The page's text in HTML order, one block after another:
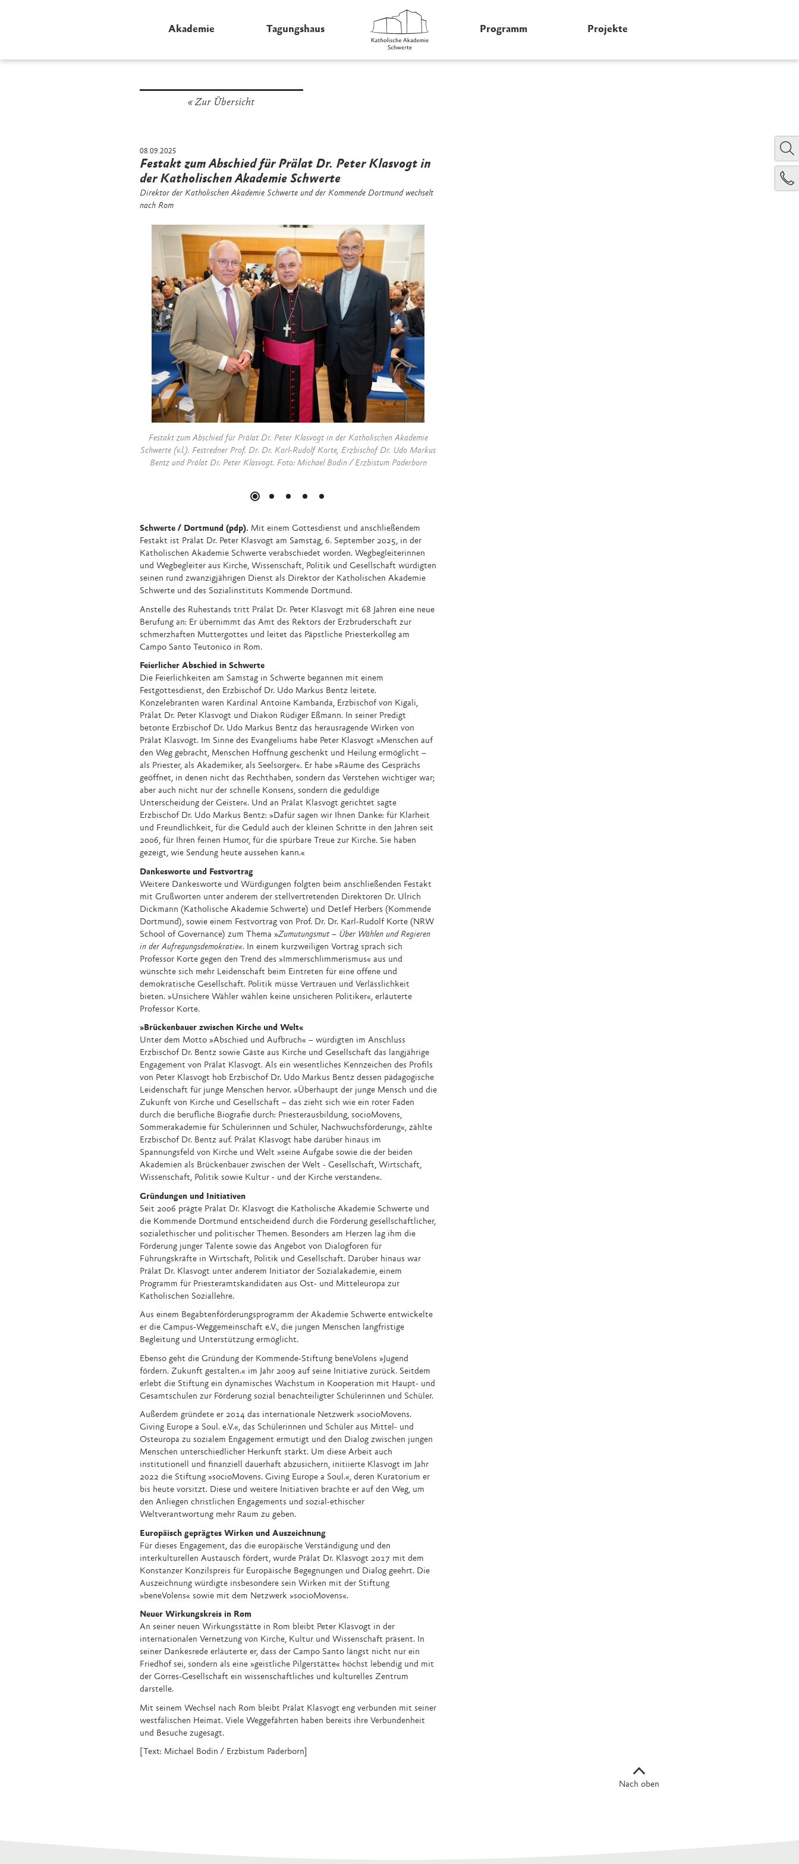
Akademie Tagungshaus Projekte
Programm
Zur Übersicht
08.09.2025
Festakt zum Abschied für Prälat Dr. Peter Klasvogt in
der Katholischen Akademie Schwerte
Direktor der Katholischen Akademie Schwerte und der Kommende Dortmund wechselt
nach Rom
Prälat Dr. Peter Klasvogt in der Katholischen Akademie
Dr. Dr. Karl-Rudolf Korte, Erzbischof Dr. Udo Markus
Klasvogt. Foto: Michael Bodin / Erzbistum Paderborn
Wegbegleiterinnen und Wegbegleiter aus Kirche, Wissenschaft, Politik und Gesellschaft
nahmen sehr zahlreich an der Verabschiedung von Prälat Dr. Peter Klasvogt in der
Katholischen Akademie Schwerte teil. Foto: Michael Bodin / Erzbistum Paderborn
Schwerte / Dortmund (pdp). Mit einem Gottesdienst und anschließendem
Festakt ist Prälat Dr. Peter Klasvogt am Samstag, 6. September 2025, in der
Katholischen Akademie Schwerte verabschiedet worden. Wegbegleiterinnen
und Wegbegleiter aus Kirche, Wissenschaft, Politik und Gesellschaft würdigten
seinen rund zwanzigjährigen Dienst als Direktor der Katholischen Akademie
Schwerte und des Sozialinstituts Kommende Dortmund.
Anstelle des Ruhestands tritt Prälat Dr. Peter Klasvogt mit 68 Jahren eine neue
Berufung an: Er übernimmt das Amt des Rektors der Erzbruderschaft zur
schmerzhaften Muttergottes und leitet das Päpstliche Priesterkolleg am
Campo Santo Teutonico in Rom.
Feierlicher Abschied in Schwerte
Die Feierlichkeiten am Samstag in Schwerte begannen mit einem
Festgottesdienst, den Erzbischof Dr. Udo Markus Bentz leitete.
Konzelebranten waren Kardinal Antoine Kambanda, Erzbischof von Kigali,
Prälat Dr. Peter Klasvogt und Diakon Rüdiger Eßmann. In seiner Predigt
betonte Erzbischof Dr. Udo Markus Bentz das herausragende Wirken von
Prälat Klasvogt. Im Sinne des Evangeliums habe Peter Klasvogt »Menschen auf
den Weg gebracht, Menschen Hoffnung geschenkt und Heilung ermöglicht –
als Priester, als Akademiker, als Seelsorger«. Er habe »Räume des Gesprächs
geöffnet, in denen nicht das Rechthaben, sondern das Verstehen wichtiger war;
aber auch nicht nur der schnelle Konsens, sondern die geduldige
Unterscheidung der Geister«. Und an Prälat Klasvogt gerichtet sagte
Erzbischof Dr. Udo Markus Bentz: »Dafür sagen wir Ihnen Danke: für Klarheit
und Freundlichkeit, für die Geduld auch der kleinen Schritte in den Jahren seit
2006, für Ihren feinen Humor, für die spürbare Treue zur Kirche. Sie haben
gezeigt, wie Sendung heute aussehen kann.«
Dankesworte und Festvortrag
Weitere Dankesworte und Würdigungen folgten beim anschließenden Festakt
mit Grußworten unter anderem der stellvertretenden Direktoren Dr. Ulrich
Dickmann (Katholische Akademie Schwerte) und Detlef Herbers (Kommende
Dortmund), sowie einem Festvortrag von Prof. Dr. Dr. Karl-Rudolf Korte (NRW
School of Governance) zum Thema »Zumutungsmut – Über Wählen und Regieren
in der Aufregungsdemokratie«. In einem kurzweiligen Vortrag sprach sich
Professor Korte gegen den Trend des »Immerschlimmerismus« aus und
wünschte sich mehr Leidenschaft beim Eintreten für eine offene und
demokratische Gesellschaft. Politik müsse Vertrauen und Verlässlichkeit
bieten. »Unsichere Wähler wählen keine unsicheren Politiker«, erläuterte
Professor Korte.
»Brückenbauer zwischen Kirche und Welt«
Unter dem Motto »Abschied und Aufbruch« – würdigten im Anschluss
Erzbischof Dr. Bentz sowie Gäste aus Kirche und Gesellschaft das langjährige
Engagement von Prälat Klasvogt. Als ein wesentliches Kennzeichen des Profils
von Peter Klasvogt hob Erzbischof Dr. Udo Markus Bentz dessen pädagogische
Leidenschaft für junge Menschen hervor. »Überhaupt der junge Mensch und die
Zukunft von Kirche und Gesellschaft – das zieht sich wie ein roter Faden
durch die berufliche Biografie durch: Priesterausbildung, socioMovens,
Sommerakademie für Schülerinnen und Schüler, Nachwuchsförderung«, zählte
Erzbischof Dr. Bentz auf. Prälat Klasvogt habe darüber hinaus im
Spannungsfeld von Kirche und Welt »seine Aufgabe sowie die der beiden
Akademien als Brückenbauer zwischen der Welt - Gesellschaft, Wirtschaft,
Wissenschaft, Politik sowie Kultur - und der Kirche verstanden«.
Gründungen und Initiativen
Seit 2006 prägte Prälat Dr. Klasvogt die Katholische Akademie Schwerte und
die Kommende Dortmund entscheidend durch die Förderung gesellschaftlicher,
sozialethischer und politischer Themen. Besonders am Herzen lag ihm die
Förderung junger Talente sowie das Angebot von Dialogforen für
Führungskräfte in Wirtschaft, Politik und Gesellschaft. Darüber hinaus war
Prälat Dr. Klasvogt unter anderem Initiator der Sozialakademie, einem
Programm für Priesteramtskandidaten aus Ost- und Mitteleuropa zur
Katholischen Soziallehre.
Aus einem Begabtenförderungsprogramm der Akademie Schwerte entwickelte
er die Campus-Weggemeinschaft e.V., die jungen Menschen langfristige
Begleitung und Unterstützung ermöglicht.
Ebenso geht die Gründung der Kommende-Stiftung beneVolens »Jugend
fördern. Zukunft gestalten.« im Jahr 2009 auf seine Initiative zurück. Seitdem
erlebt die Stiftung ein dynamisches Wachstum in Kooperation mit Haupt- und
Gesamtschulen zur Förderung sozial benachteiligter Schülerinnen und Schüler.
Außerdem gründete er 2014 das internationale Netzwerk »socioMovens.
Giving Europe a Soul. e.V.«, das Schülerinnen und Schüler aus Mittel- und
Osteuropa zu sozialem Engagement ermutigt und den Dialog zwischen jungen
Menschen unterschiedlicher Herkunft stärkt. Um diese Arbeit auch
institutionell und finanziell dauerhaft abzusichern, initiierte Klasvogt im Jahr
2022 die Stiftung »socioMovens. Giving Europe a Soul.«, deren Kuratorium er
bis heute vorsitzt. Diese und weitere Initiativen brachte er auf den Weg, um
den Anliegen christlichen Engagements und sozial-ethischer
Weltverantwortung mehr Raum zu geben.
Europäisch geprägtes Wirken und Auszeichnung
Für dieses Engagement, das die europäische Verständigung und den
interkulturellen Austausch fördert, wurde Prälat Dr. Klasvogt 2017 mit dem
Konstanzer Konzilspreis für Europäische Begegnungen und Dialog geehrt. Die
Auszeichnung würdigte insbesondere sein Wirken mit der Stiftung
»beneVolens« sowie mit dem Netzwerk »socioMovens«.
Neuer Wirkungskreis in Rom
An seiner neuen Wirkungsstätte in Rom bleibt Peter Klasvogt in der
internationalen Vernetzung von Kirche, Kultur und Wissenschaft präsent. In
seiner Dankesrede erläuterte er, dass der Campo Santo längst nicht nur ein
Friedhof sei, sondern als eine »geistliche Pilgerstätte« höchst lebendig und mit
der Görres-Gesellschaft ein wissenschaftliches und kulturelles Zentrum
darstelle.
Mit seinem Wechsel nach Rom bleibt Prälat Klasvogt eng verbunden mit seiner
westfälischen Heimat. Viele Weggefährten haben bereits ihre Verbundenheit
und Besuche zugesagt.
[Text: Michael Bodin / Erzbistum Paderborn]
Nach oben